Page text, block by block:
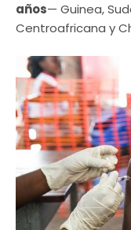
años— Guinea,
Centroafricana y